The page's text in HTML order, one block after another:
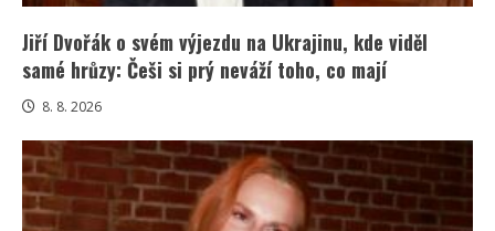
Jiří Dvořák o svém výjezdu na Ukrajinu, kde viděl
samé hrůzy: Češi si prý neváží toho, co mají
8. 8. 2026